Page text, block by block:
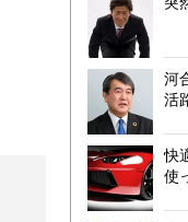
河
活
快
使